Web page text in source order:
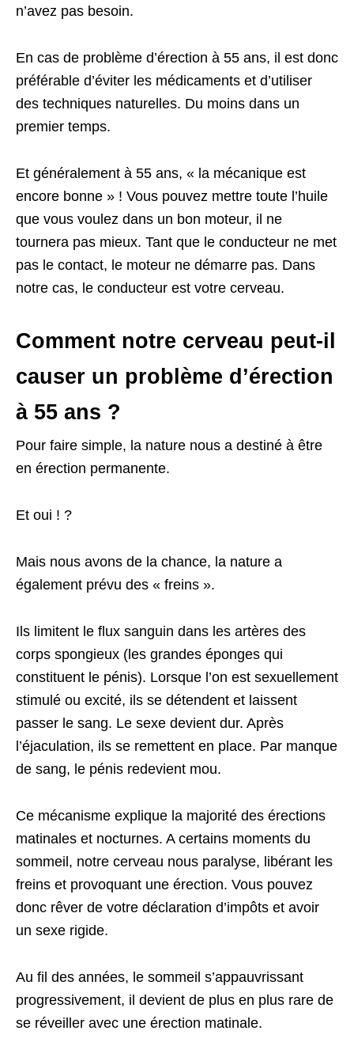
n’avez pas besoin.
En cas de problème d’érection à 55 ans, il est donc
préférable d’éviter les médicaments et d’utiliser
des techniques naturelles. Du moins dans un
premier temps.
Et généralement à 55 ans, « la mécanique est
encore bonne » ! Vous pouvez mettre toute l’huile
que vous voulez dans un bon moteur, il ne
tournera pas mieux. Tant que le conducteur ne met
pas le contact, le moteur ne démarre pas. Dans
notre cas, le conducteur est votre cerveau.
Comment notre cerveau peut-il
causer un problème d’érection
à 55 ans ?
Pour faire simple, la nature nous a destiné à être
en érection permanente.
Et oui ! ?
Mais nous avons de la chance, la nature a
également prévu des « freins ».
Ils limitent le flux sanguin dans les artères des
corps spongieux (les grandes éponges qui
constituent le pénis). Lorsque l’on est sexuellement
stimulé ou excité, ils se détendent et laissent
passer le sang. Le sexe devient dur. Après
l’éjaculation, ils se remettent en place. Par manque
de sang, le pénis redevient mou.
Ce mécanisme explique la majorité des érections
matinales et nocturnes. A certains moments du
sommeil, notre cerveau nous paralyse, libérant les
freins et provoquant une érection. Vous pouvez
donc rêver de votre déclaration d’impôts et avoir
un sexe rigide.
Au fil des années, le sommeil s’appauvrissant
progressivement, il devient de plus en plus rare de
se réveiller avec une érection matinale.